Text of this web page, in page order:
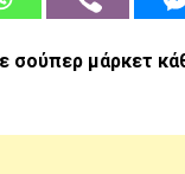
σούπερ μάρκετ